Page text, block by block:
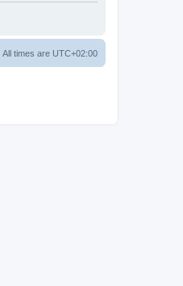
All times are UTC+02:00